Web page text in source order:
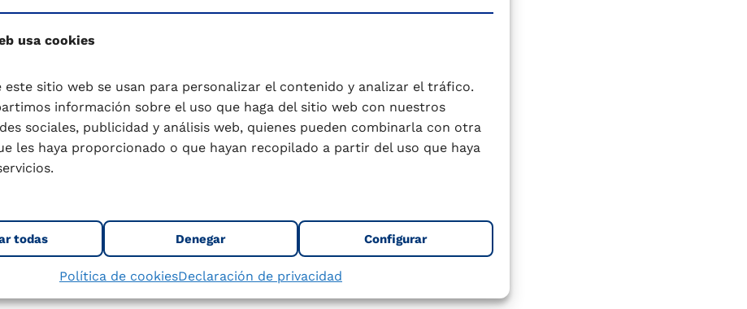
usa cookies
este sitio web se usan para personalizar el contenido y analizar el tráfico.
información sobre el uso que haga del sitio web con nuestros
sociales, publicidad y análisis web, quienes pueden combinarla con otra
les haya proporcionado o que hayan recopilado a partir del uso que haya
todas Denegar Configurar
Política de cookiesDeclaración de privacidad
¿Olvidaste tu contraseña?